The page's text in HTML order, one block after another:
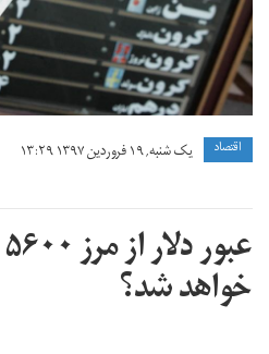
اقتصاد یک شنبه, ۱۹ فروردین ۱۳۹۷ ۱۳:۲۹
خواهد شد؟